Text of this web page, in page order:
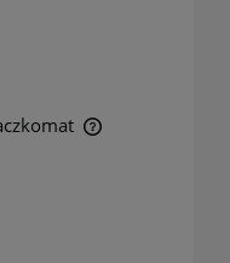
płatności